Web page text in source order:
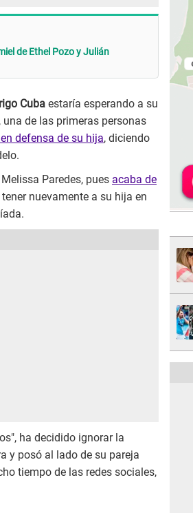
de Ethel Pozo y Julián
Cuba estaría esperando a su
de las primeras personas
defensa de su hija, diciendo
Paredes, pues acaba de
nuevamente a su hija en
ha decidido ignorar la
y posó al lado de su pareja
tiempo de las redes sociales,